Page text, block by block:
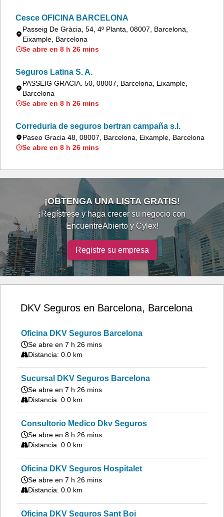
Cesce OFICINA BARCELONA
Passeig De Gràcia, 54, 4º Planta, 08007, Barcelona,
Eixample, Barcelona
Se abre en 8 h 26 mins
Seguros Latina S. A.
PASSEIG GRACIA. 50, 08007, Barcelona, Eixample,
Barcelona
Se abre en 8 h 26 mins
Correduria de seguros bertran campaña s.l.
Paseo Gracia 48, 08007, Barcelona, Eixample, Barcelona
Se abre en 8 h 26 mins
¡OBTENGA UNA LISTA GRATIS!
¡Regístrese y haga crecer su negocio con
EncuentreAbierto y Cylex!
Registre su empresa
DKV Seguros en Barcelona, Barcelona
Oficina DKV Seguros Barcelona
Se abre en 7 h 26 mins
Distancia: 0.0 km
Sucursal DKV Seguros Barcelona
Se abre en 7 h 26 mins
Distancia: 0.0 km
Consultorio Medico Dkv Seguros
Se abre en 8 h 26 mins
Distancia: 0.0 km
Oficina DKV Seguros Hospitalet
Se abre en 7 h 26 mins
Distancia: 0.0 km
Oficina DKV Seguros Sant Boi